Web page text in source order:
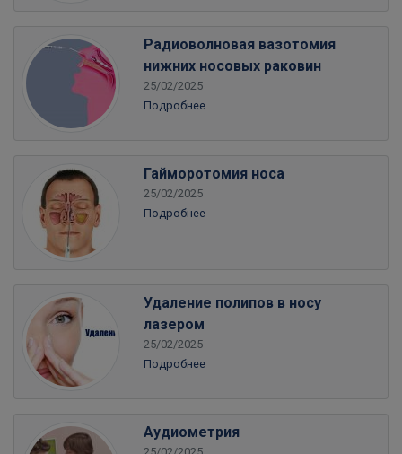
Радиоволновая вазотомия
нижних носовых раковин
25/02/2025
Подробнее
Гайморотомия носа
25/02/2025
Подробнее
Удаление полипов в носу
лазером
25/02/2025
Подробнее
Аудиометрия